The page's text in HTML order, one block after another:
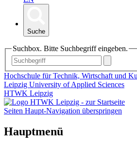
Suche
Suchbox. Bitte Suchbegriff eingeben.
Hochschule für Technik, Wirtschaft und
Leipzig University of Applied Sciences
HTWK Leipzig
Seiten Haupt-Navigation überspringen
Hauptmenü